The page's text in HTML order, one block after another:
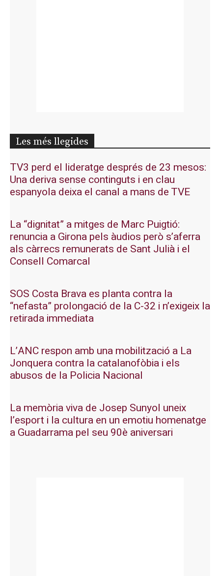
Les més llegides
TV3 perd el lideratge després de 23 mesos:
Una deriva sense continguts i en clau
espanyola deixa el canal a mans de TVE
La “dignitat” a mitges de Marc Puigtió:
renuncia a Girona pels àudios però s’aferra
als càrrecs remunerats de Sant Julià i el
Consell Comarcal
SOS Costa Brava es planta contra la
“nefasta” prolongació de la C-32 i n’exigeix la
retirada immediata
L’ANC respon amb una mobilització a La
Jonquera contra la catalanofòbia i els
abusos de la Policia Nacional
La memòria viva de Josep Sunyol uneix
l’esport i la cultura en un emotiu homenatge
a Guadarrama pel seu 90è aniversari